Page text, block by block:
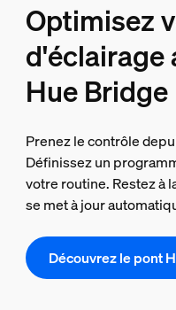
Optimisez
d'éclairage
Hue Bridge
Prenez le contrôle
Définissez un
votre routine. Restez à
se met à jour
Découvrez le pont